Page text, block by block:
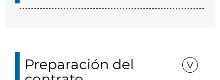
Preparación del